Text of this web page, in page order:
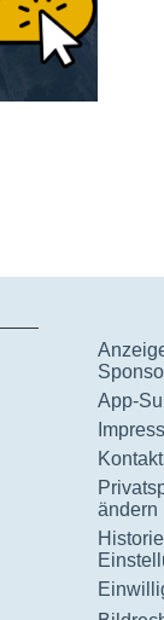
App-
ändern